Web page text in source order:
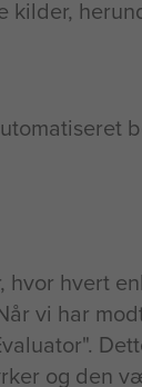
kilder,
hvert
vi har
og den